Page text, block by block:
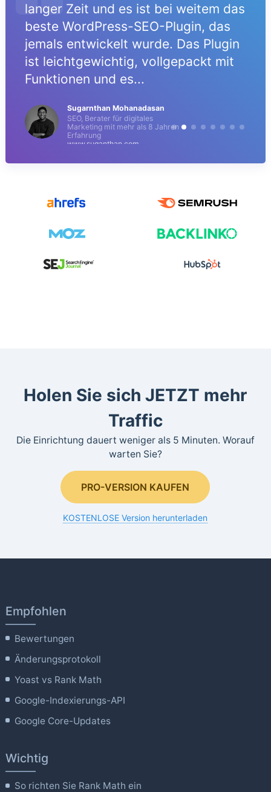
langer Zeit und es ist bei weitem das
beste WordPress-SEO-Plugin, das
jemals entwickelt wurde. Das Plugin
ist leichtgewichtig, vollgepackt mit
Funktionen und es...
Sugarnthan Mohanadasan
SEO, Berater für digitales
Marketing mit mehr als 8 Jahren
Erfahrung
www.suganthan.com
Holen Sie sich JETZT mehr
Traffic
Die Einrichtung dauert weniger als 5 Minuten. Worauf
warten Sie?
PRO-VERSION KAUFEN
KOSTENLOSE Version herunterladen
Empfohlen
Bewertungen
Änderungsprotokoll
Yoast vs Rank Math
Google-Indexierungs-API
Google Core-Updates
Wichtig
So richten Sie Rank Math ein